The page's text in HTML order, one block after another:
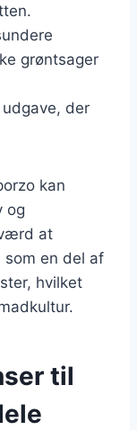
grøntsager
der
kan
og
at
en del af
hvilket
til